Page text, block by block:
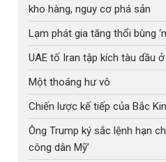
kho hàng, nguy cơ phá sản
Lạm phát gia tăng thổi bùng
UAE tố Iran tập kích tàu dầu
Một thoáng hư vô
Chiến lược kế tiếp của Bắc
Ông Trump ký sắc lệnh hạn
công dân Mỹ’